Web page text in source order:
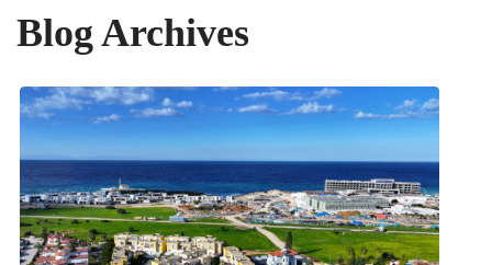
Blog Archives